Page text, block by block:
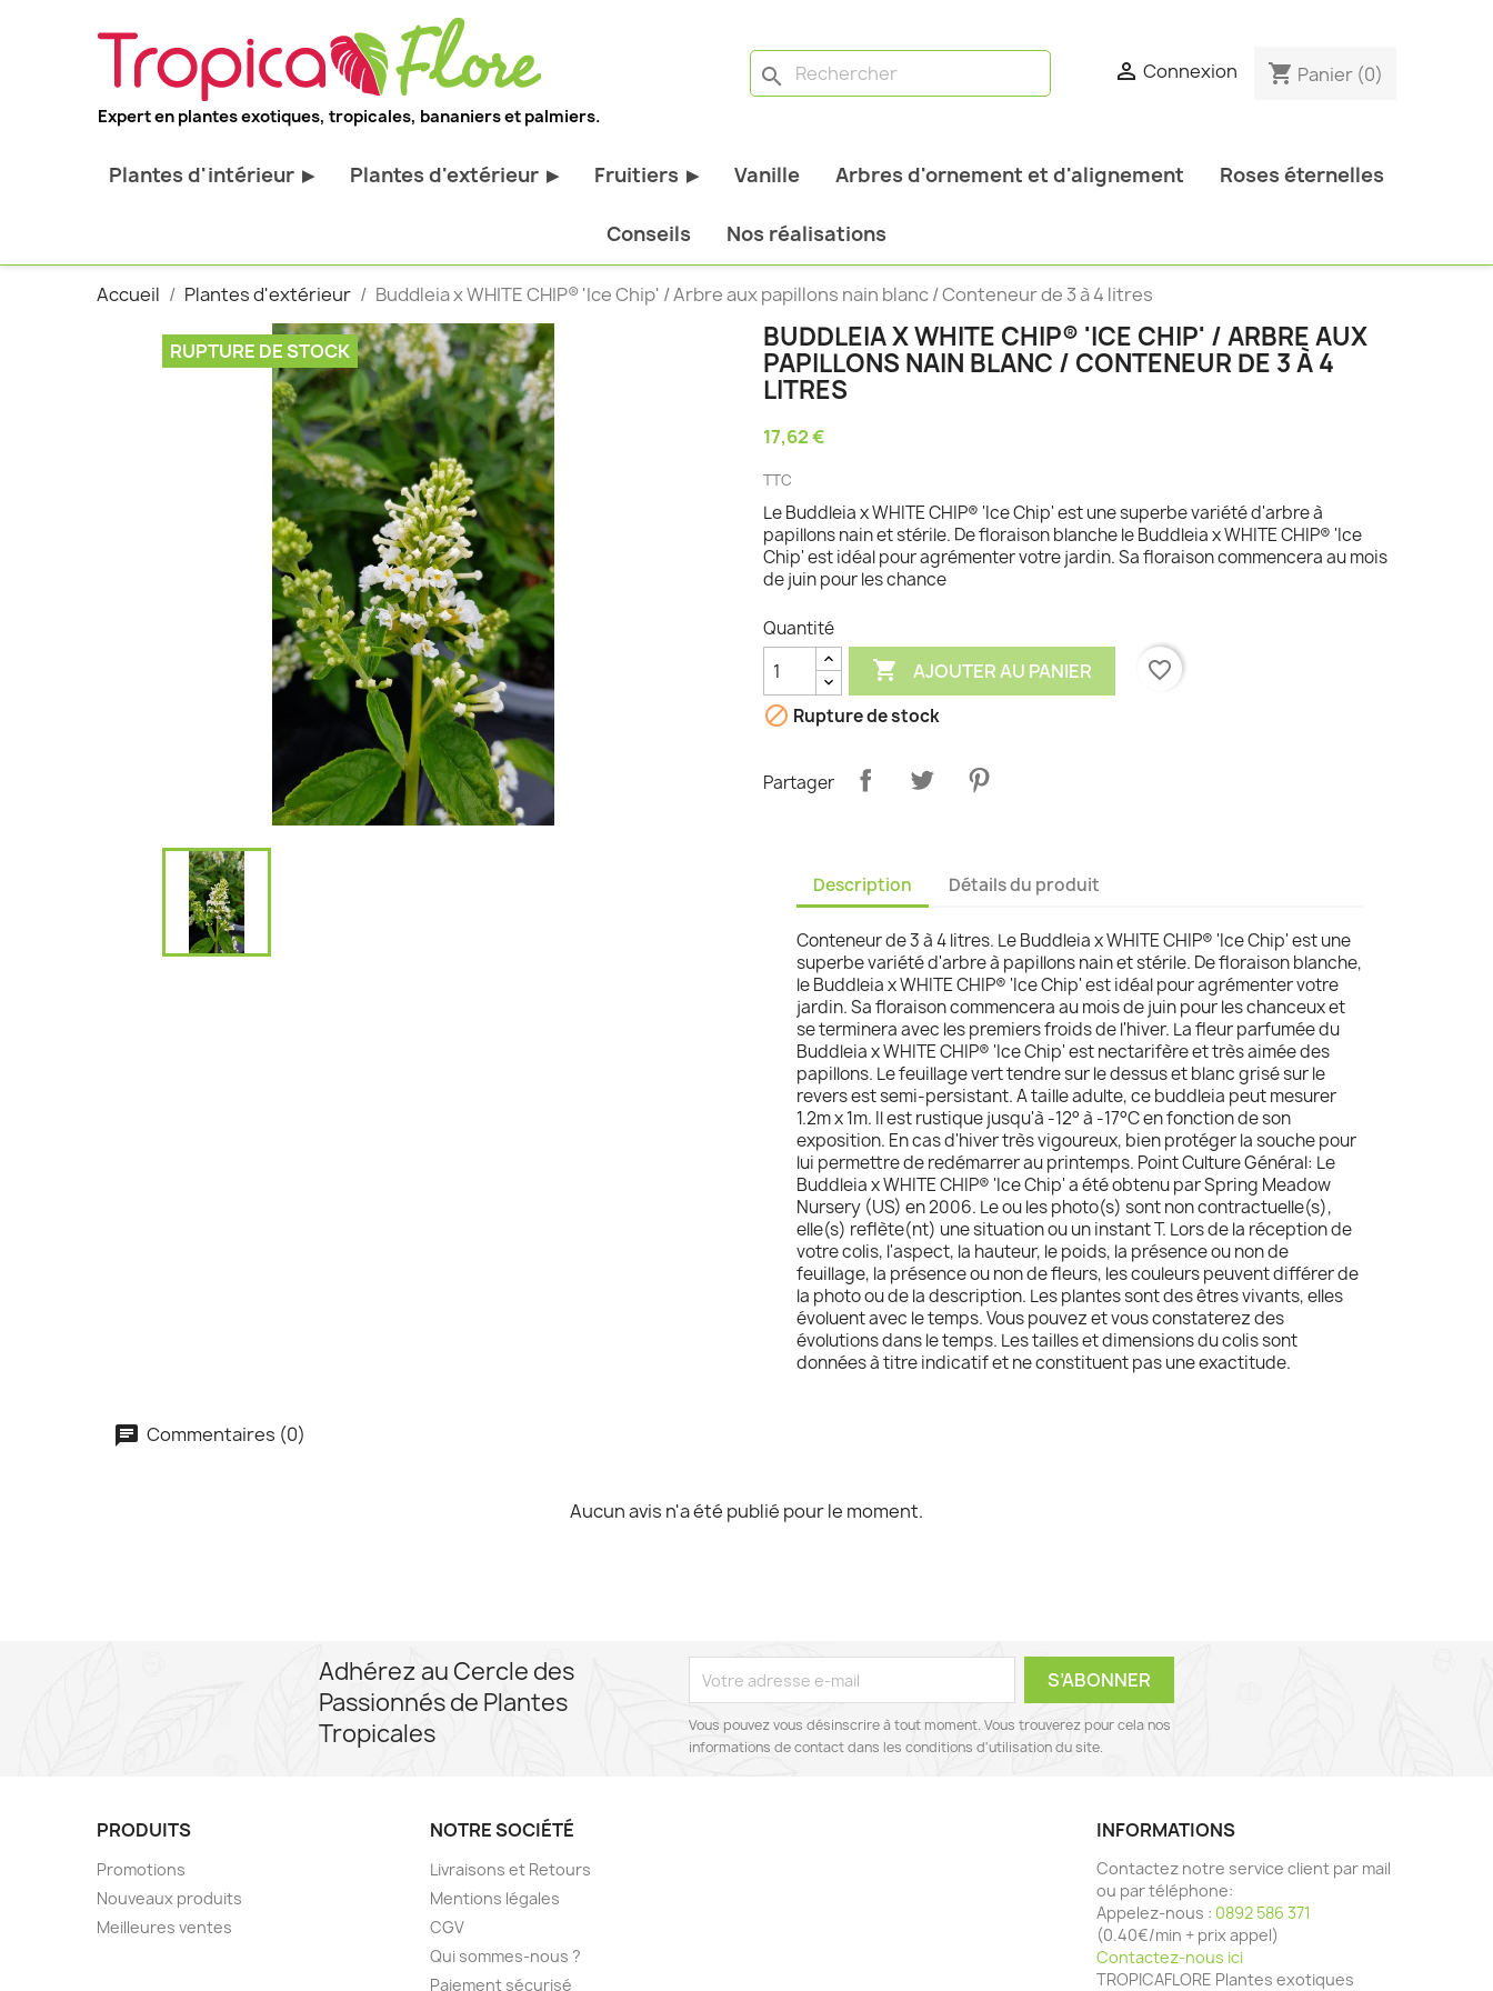
Expert en plantes exotiques, tropicales, bananiers et palmiers.
search  Connexion shopping_cart Panier (0)
Plantes d'intérieur ▶
Plantes pour bureau
Palmier d'intérieur
Cactus & Succulentes
Sujets d'exception
Plantes d'extérieur ▶
Toutes les plantes d'extérieur
Bananiers rustiques
Palmiers rustiques
Orchidées rustiques
Plantes et arbustes à feuillage
décoratif
Plantes grimpantes
Fourgères
Bambous et graminées
Fruitiers ▶
Tous les fruitiers
Arbres et arbustes fruitiers
Agrumes
Fruitiers Colonnaires
Vanille Arbres d'ornement et d'alignement Roses éternelles
Conseils Nos réalisations
Accueil Plantes d'extérieur Buddleia x WHITE CHIP® 'Ice Chip' / Arbre aux papillons nain blanc / Conteneur de 3 à 4 litres
RUPTURE DE STOCK
BUDDLEIA X WHITE CHIP® 'ICE CHIP' / ARBRE AUX
PAPILLONS NAIN BLANC / CONTENEUR DE 3 À 4
LITRES
17,62 €
TTC
Le Buddleia x WHITE CHIP® 'Ice Chip' est une superbe variété d'arbre à
papillons nain et stérile. De floraison blanche le Buddleia x WHITE CHIP® 'Ice
Chip' est idéal pour agrémenter votre jardin. Sa floraison commencera au mois
de juin pour les chance
Quantité
 AJOUTER AU PANIER
favorite_border
 Rupture de stock
Partager
Description Détails du produit
Conteneur de 3 à 4 litres. Le Buddleia x WHITE CHIP® 'Ice Chip' est une
superbe variété d'arbre à papillons nain et stérile. De floraison blanche,
le Buddleia x WHITE CHIP® 'Ice Chip' est idéal pour agrémenter votre
jardin. Sa floraison commencera au mois de juin pour les chanceux et
se terminera avec les premiers froids de l'hiver. La fleur parfumée du
Buddleia x WHITE CHIP® 'Ice Chip' est nectarifère et très aimée des
papillons. Le feuillage vert tendre sur le dessus et blanc grisé sur le
revers est semi-persistant. A taille adulte, ce buddleia peut mesurer
1.2m x 1m. Il est rustique jusqu'à -12° à -17°C en fonction de son
exposition. En cas d'hiver très vigoureux, bien protéger la souche pour
lui permettre de redémarrer au printemps. Point Culture Général: Le
Buddleia x WHITE CHIP® 'Ice Chip' a été obtenu par Spring Meadow
Nursery (US) en 2006. Le ou les photo(s) sont non contractuelle(s),
elle(s) reflète(nt) une situation ou un instant T. Lors de la réception de
votre colis, l'aspect, la hauteur, le poids, la présence ou non de
feuillage, la présence ou non de fleurs, les couleurs peuvent différer de
la photo ou de la description. Les plantes sont des êtres vivants, elles
évoluent avec le temps. Vous pouvez et vous constaterez des
évolutions dans le temps. Les tailles et dimensions du colis sont
données à titre indicatif et ne constituent pas une exactitude.
Commentaires (0)
Aucun avis n'a été publié pour le moment.
Adhérez au Cercle des
Passionnés de Plantes
Tropicales
Vous pouvez vous désinscrire à tout moment. Vous trouverez pour cela nos
informations de contact dans les conditions d'utilisation du site.
PRODUITS
Promotions
Nouveaux produits
Meilleures ventes
NOTRE SOCIÉTÉ
Livraisons et Retours
Mentions légales
CGV
Qui sommes-nous ?
Paiement sécurisé
INFORMATIONS
Contactez notre service client par mail
ou par téléphone:
Appelez-nous : 0892 586 371
(0.40€/min + prix appel)
Contactez-nous ici
TROPICAFLORE Plantes exotiques